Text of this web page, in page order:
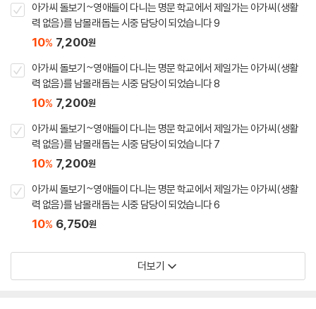
아가씨 돌보기~영애들이 다니는 명문 학교에서 제일가는 아가씨(생활
력 없음)를 남몰래 돕는 시중 담당이 되었습니다 9
10% 7,200원
아가씨 돌보기~영애들이 다니는 명문 학교에서 제일가는 아가씨(생활
력 없음)를 남몰래 돕는 시중 담당이 되었습니다 8
10% 7,200원
아가씨 돌보기~영애들이 다니는 명문 학교에서 제일가는 아가씨(생활
력 없음)를 남몰래 돕는 시중 담당이 되었습니다 7
10% 7,200원
아가씨 돌보기~영애들이 다니는 명문 학교에서 제일가는 아가씨(생활
력 없음)를 남몰래 돕는 시중 담당이 되었습니다 6
10% 6,750원
더보기